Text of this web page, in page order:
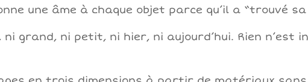
une âme à chaque objet parce qu’il a “trouvé sa
ni grand, ni petit, ni hier, ni aujourd’hui. Rien n’est